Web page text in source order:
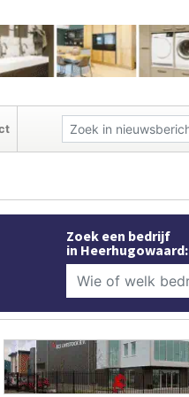
Zoek een bedrijf
in Heerhugowaard: